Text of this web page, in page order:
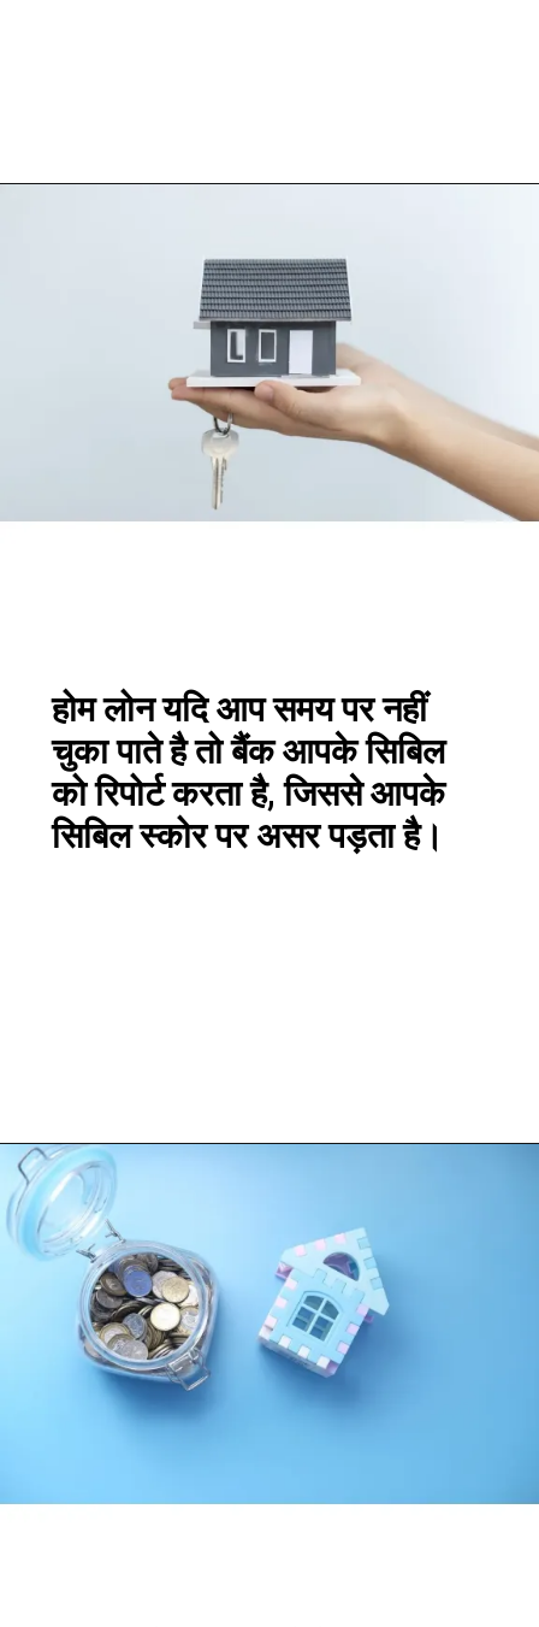
होम लोन यदि आप समय पर नहीं
चुका पाते है तो बैंक आपके सिबिल
को रिपोर्ट करता है, जिससे आपके
सिबिल स्कोर पर असर पड़ता है।
Opening